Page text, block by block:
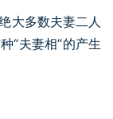
大多数夫妻二人
“夫妻相”的产生